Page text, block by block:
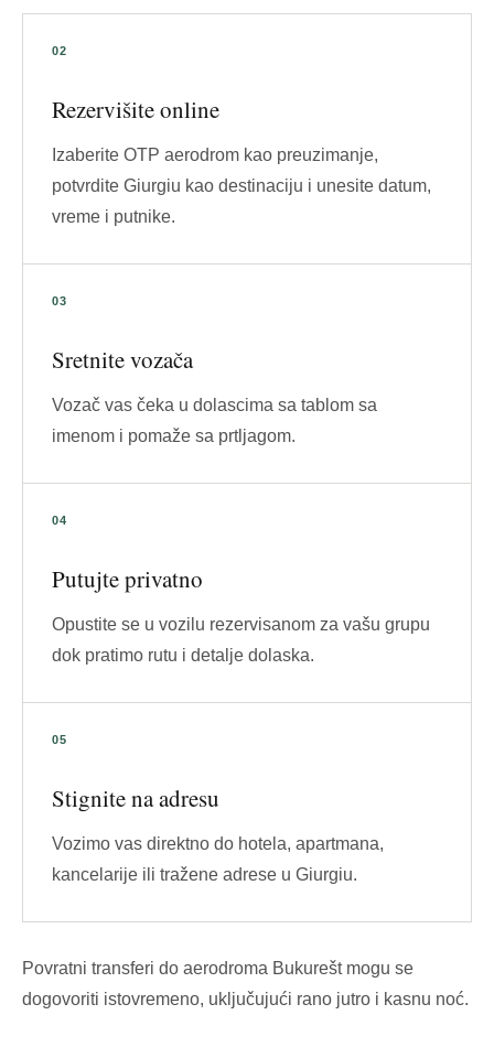
Rezervišite online
Izaberite OTP aerodrom kao preuzimanje,
potvrdite Giurgiu kao destinaciju i unesite datum,
vreme i putnike.
Sretnite vozača
Vozač vas čeka u dolascima sa tablom sa
imenom i pomaže sa prtljagom.
Putujte privatno
Opustite se u vozilu rezervisanom za vašu grupu
dok pratimo rutu i detalje dolaska.
Stignite na adresu
Vozimo vas direktno do hotela, apartmana,
kancelarije ili tražene adrese u Giurgiu.
Povratni transferi do aerodroma Bukurešt mogu se
dogovoriti istovremeno, uključujući rano jutro i kasnu noć.